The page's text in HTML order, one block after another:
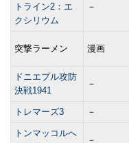
トライン2：エ
クシリウム
－
突撃ラーメン 漫画
ドニエプル攻防
決戦1941
－
トレマーズ3 －
トンマッコルへ
－